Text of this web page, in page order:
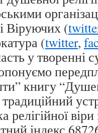
Віруючих (
(twitter,
у творенні
книгу
релігійної
індекс